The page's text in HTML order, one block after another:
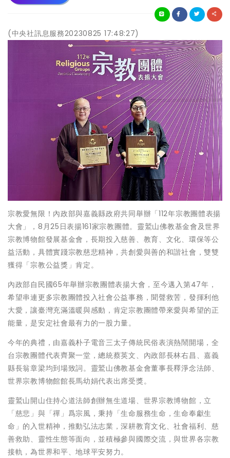
(中央社訊息服務20230825 17:48:27)
宗教愛無限！內政部與嘉義縣政府共同舉辦「112年宗教團體表揚
大會」，8月25日表揚161家宗教團體。靈鷲山佛教基金會及世界
宗教博物館發展基金會，長期投入慈善、教育、文化、環保等公
益活動，具體實踐宗教慈悲精神，共創愛與善的和諧社會，雙雙
獲得「宗教公益獎」肯定。
內政部自民國65年舉辦宗教團體表揚大會，至今邁入第47年，
希望串連更多宗教團體投入社會公益事務，聞聲救苦，發揮利他
大愛，讓臺灣充滿溫暖與感動，肯定宗教團體帶來愛與希望的正
能量，是安定社會最有力的一股力量。
今年的典禮，由嘉義朴子電音三太子傳統民俗表演熱鬧開場，全
台宗教團體代表齊聚一堂，總統蔡英文、內政部長林右昌、嘉義
縣長翁章梁均到場致詞。靈鷲山佛教基金會董事長釋淨念法師、
世界宗教博物館館長馬幼娟代表出席受獎。
靈鷲山開山住持心道法師創辦無生道場、世界宗教博物館，立
「慈悲」與「禪」爲宗風，秉持「生命服務生命，生命奉獻生
命」的入世精神，推動弘法志業，深耕教育文化、社會福利、慈
善救助、靈性生態等面向，並積極參與國際交流，與世界各宗教
接軌，為世界和平、地球平安努力。